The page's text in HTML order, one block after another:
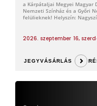
a Kárpátaljai Megyei Magyar
Nemzeti Színház és a Győri
felülieknek! Helyszín:
2026. szeptember 16,
JEGYVÁSÁRLÁS